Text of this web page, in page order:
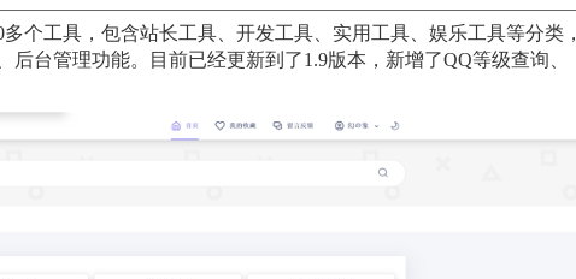
个工具，包含站长工具、开发工具、实用工具、娱乐工具等分类，
台管理功能。目前已经更新到了1.9版本，新增了QQ等级查询、